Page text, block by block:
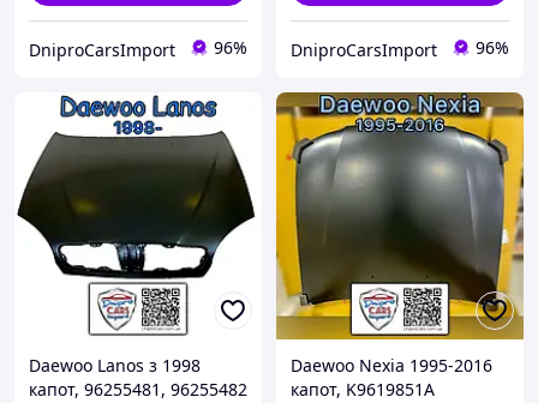
DniproCarsImport 96% DniproCarsImport 96%
Daewoo Lanos з 1998
капот, 96255481, 96255482
Daewoo Nexia 1995-2016
капот, K9619851A